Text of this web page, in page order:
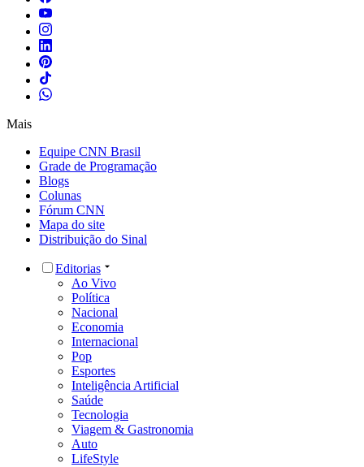
Mais
Equipe CNN Brasil
Grade de Programação
Blogs
Colunas
Fórum CNN
Mapa do site
Distribuição do Sinal
Editorias
Ao Vivo
Política
Nacional
Economia
Internacional
Pop
Esportes
Inteligência Artificial
Saúde
Tecnologia
Viagem & Gastronomia
Auto
LifeStyle